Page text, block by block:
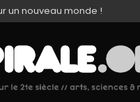
un nouveau monde !